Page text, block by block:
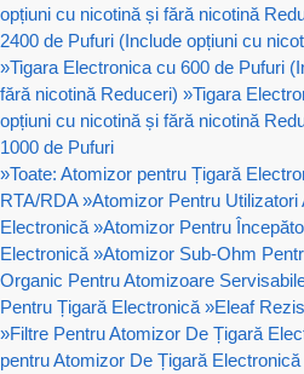
opțiuni cu nicotină și fără nicotină
2400 de Pufuri (Include opțiuni cu
»Tigara Electronica cu 600 de Pufuri
fără nicotină Reduceri) »Tigara
opțiuni cu nicotină și fără nicotină
1000 de Pufuri
»Toate: Atomizor pentru Țigară
RTA/RDA »Atomizor Pentru
Electronică »Atomizor Pentru
Electronică »Atomizor Sub-Ohm
Organic Pentru Atomizoare
Pentru Țigară Electronică »Eleaf
»Filtre Pentru Atomizor De Țigară
pentru Atomizor De Țigară Electronică